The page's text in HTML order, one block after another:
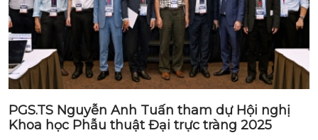
PGS.TS Nguyễn Anh Tuấn tham dự Hội nghị
Khoa học Phẫu thuật Đại trực tràng 2025